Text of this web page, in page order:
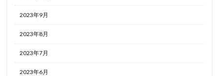
2023年9月
2023年8月
2023年7月
2023年6月